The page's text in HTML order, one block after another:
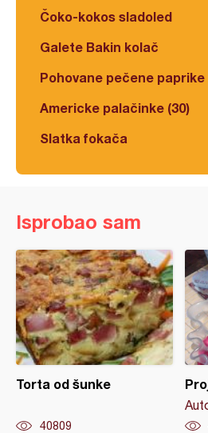
Čoko-kokos sladoled
Galete Bakin kolač
Pohovane pečene paprike
Americke palačinke (30)
Slatka fokača
Isprobao sam
Torta od šunke
40809